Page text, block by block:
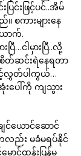
ြင်းဖြင့်ပင်..အိမ်
စကားများနေ
ာက်.
ြီ…ငါမှားပြီ..လို့
ဆင်းရဲနေရတာ
င့်လွှတ်ပါကွယ်…
းပေါ်ကို ကျသွား
င်ယောင်ဆောင်
ည်း မခံမရပ်နိုင်
ာင်ထွန်းပြန်မ